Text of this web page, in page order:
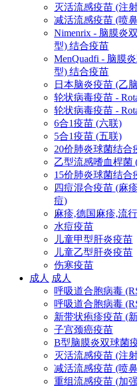
灭活流感疫苗 (注
减活流感疫苗 (喷
Nimenrix - 脑膜炎
型) 结合疫苗
MenQuadfi - 脑膜
型) 结合疫苗
日本脑炎疫苗 (乙
轮状病毒疫苗 -
轮状病毒疫苗 -
6合1疫苗 (六联)
5合1疫苗 (五联)
20价肺炎球菌结合
乙型流感嗜血桿菌
15价肺炎球菌结合
四痘混合疫苗 (麻
痘)
麻疹,德国麻疹,流
水痘疫苗
儿童甲型肝炎疫苗
儿童乙型肝炎疫苗
伤寒疫苗
成人 成人
呼吸道合胞病毒
呼吸道合胞病毒
新带状疱疹疫苗 (
子宫颈癌疫苗
B型脑膜炎双球菌
灭活流感疫苗 (注
减活流感疫苗 (喷
重组流感疫苗 (加